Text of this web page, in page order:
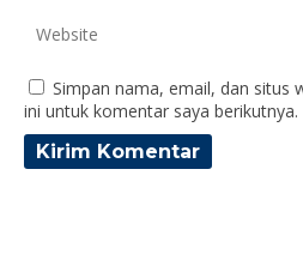
Simpan nama, email, dan situs
ini untuk komentar saya berikutnya.